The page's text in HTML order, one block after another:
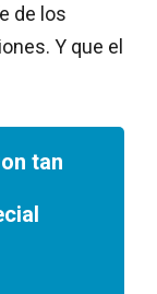
de los
Y que el
tan